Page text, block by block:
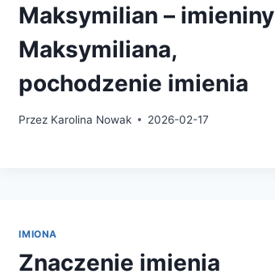
Maksymilian – imieniny
Maksymiliana,
pochodzenie imienia
Przez Karolina Nowak 2026-02-17
IMIONA
Znaczenie imienia